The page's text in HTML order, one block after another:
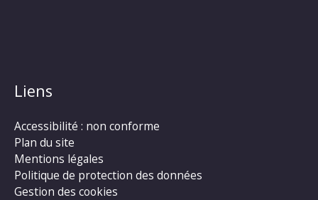
Liens
Accessibilité : non conforme
Plan du site
Mentions légales
Politique de protection des données
Gestion des cookies